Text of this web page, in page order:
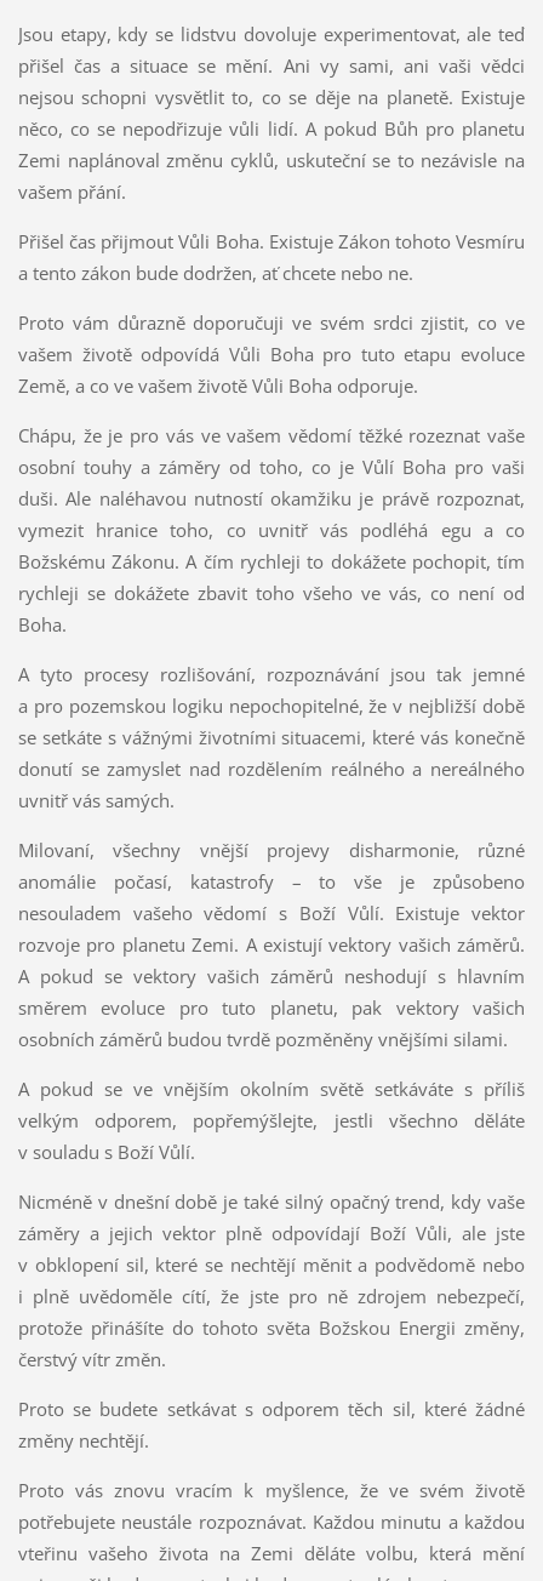
Jsou etapy, kdy se lidstvu dovoluje experimentovat, ale teď
přišel čas a situace se mění. Ani vy sami, ani vaši vědci
nejsou schopni vysvětlit to, co se děje na planetě. Existuje
něco, co se nepodřizuje vůli lidí. A pokud Bůh pro planetu
Zemi naplánoval změnu cyklů, uskuteční se to nezávisle na
vašem přání.
Přišel čas přijmout Vůli Boha. Existuje Zákon tohoto Vesmíru
a tento zákon bude dodržen, ať chcete nebo ne.
Proto vám důrazně doporučuji ve svém srdci zjistit, co ve
vašem životě odpovídá Vůli Boha pro tuto etapu evoluce
Země, a co ve vašem životě Vůli Boha odporuje.
Chápu, že je pro vás ve vašem vědomí těžké rozeznat vaše
osobní touhy a záměry od toho, co je Vůlí Boha pro vaši
duši. Ale naléhavou nutností okamžiku je právě rozpoznat,
vymezit hranice toho, co uvnitř vás podléhá egu a co
Božskému Zákonu. A čím rychleji to dokážete pochopit, tím
rychleji se dokážete zbavit toho všeho ve vás, co není od
Boha.
A tyto procesy rozlišování, rozpoznávání jsou tak jemné
a pro pozemskou logiku nepochopitelné, že v nejbližší době
se setkáte s vážnými životními situacemi, které vás konečně
donutí se zamyslet nad rozdělením reálného a nereálného
uvnitř vás samých.
Milovaní, všechny vnější projevy disharmonie, různé
anomálie počasí, katastrofy – to vše je způsobeno
nesouladem vašeho vědomí s Boží Vůlí. Existuje vektor
rozvoje pro planetu Zemi. A existují vektory vašich záměrů.
A pokud se vektory vašich záměrů neshodují s hlavním
směrem evoluce pro tuto planetu, pak vektory vašich
osobních záměrů budou tvrdě pozměněny vnějšími silami.
A pokud se ve vnějším okolním světě setkáváte s příliš
velkým odporem, popřemýšlejte, jestli všechno děláte
v souladu s Boží Vůlí.
Nicméně v dnešní době je také silný opačný trend, kdy vaše
záměry a jejich vektor plně odpovídají Boží Vůli, ale jste
v obklopení sil, které se nechtějí měnit a podvědomě nebo
i plně uvědoměle cítí, že jste pro ně zdrojem nebezpečí,
protože přinášíte do tohoto světa Božskou Energii změny,
čerstvý vítr změn.
Proto se budete setkávat s odporem těch sil, které žádné
změny nechtějí.
Proto vás znovu vracím k myšlence, že ve svém životě
potřebujete neustále rozpoznávat. Každou minutu a každou
vteřinu vašeho života na Zemi děláte volbu, která mění